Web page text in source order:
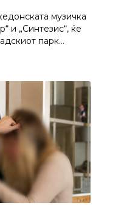
музичка
и „Синтезис“, ќе
парк…